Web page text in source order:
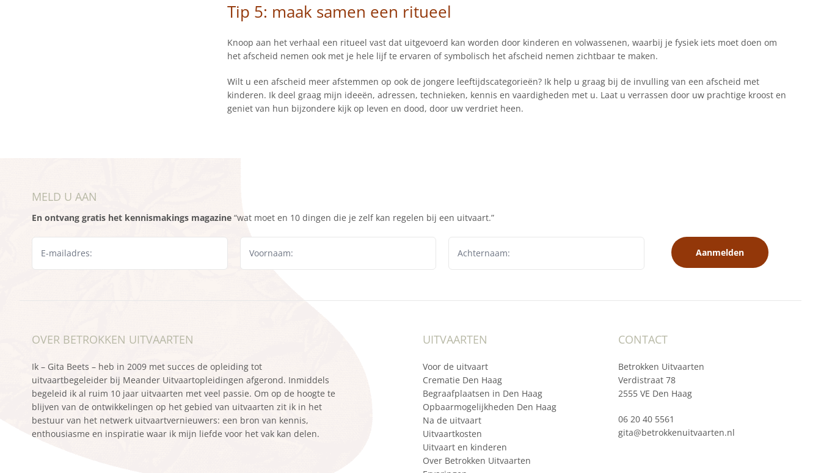
Tip 5: maak samen een ritueel
Knoop aan het verhaal een ritueel vast dat uitgevoerd kan worden door kinderen en volwassenen, waarbij je fysiek iets moet doen om
het afscheid nemen ook met je hele lijf te ervaren of symbolisch het afscheid nemen zichtbaar te maken.
Wilt u een afscheid meer afstemmen op ook de jongere leeftijdscategorieën? Ik help u graag bij de invulling van een afscheid met
kinderen. Ik deel graag mijn ideeën, adressen, technieken, kennis en vaardigheden met u. Laat u verrassen door uw prachtige kroost en
geniet van hun bijzondere kijk op leven en dood, door uw verdriet heen.
MELD U AAN
En ontvang gratis het kennismakings magazine “wat moet en 10 dingen die je zelf kan regelen bij een uitvaart.”
Aanmelden
OVER BETROKKEN UITVAARTEN
Ik – Gita Beets – heb in 2009 met succes de opleiding tot
uitvaartbegeleider bij Meander Uitvaartopleidingen afgerond. Inmiddels
begeleid ik al ruim 10 jaar uitvaarten met veel passie. Om op de hoogte te
blijven van de ontwikkelingen op het gebied van uitvaarten zit ik in het
bestuur van het netwerk uitvaartvernieuwers: een bron van kennis,
enthousiasme en inspiratie waar ik mijn liefde voor het vak kan delen.
UITVAARTEN
Voor de uitvaart
Crematie Den Haag
Begraafplaatsen in Den Haag
Opbaarmogelijkheden Den Haag
Na de uitvaart
Uitvaartkosten
Uitvaart en kinderen
Over Betrokken Uitvaarten
CONTACT
Betrokken Uitvaarten
Verdistraat 78
2555 VE Den Haag
06 20 40 5561
gita@betrokkenuitvaarten.nl